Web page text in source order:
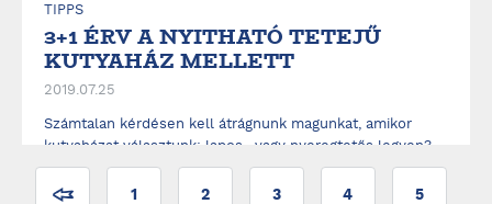
TIPPS
3+1 ÉRV A NYITHATÓ TETEJŰ
KUTYAHÁZ MELLETT
2019.07.25
Számtalan kérdésen kell átrágnunk magunkat, amikor
kutyaházat választunk: lapos- vagy nyeregtetős legyen?
Kell-e terasz? Mire jó a válaszfal? Ilyenkor merül fel
általában az a kérdés is, hogy szükségünk van-e, vagy
1 2 3 4 5